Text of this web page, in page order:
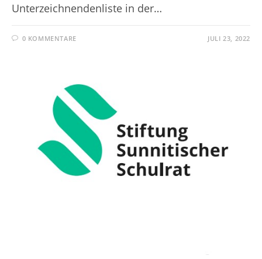
Unterzeichnendenliste in der…
0 KOMMENTARE JULI 23, 2022